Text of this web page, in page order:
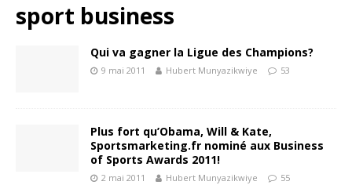
sport business
Qui va gagner la Ligue des Champions?
9 mai 2011 Hubert Munyazikwiye 53
Plus fort qu’Obama, Will & Kate,
Sportsmarketing.fr nominé aux Business
of Sports Awards 2011!
2 mai 2011 Hubert Munyazikwiye 55